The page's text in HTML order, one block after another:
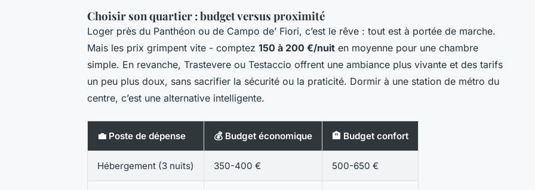
Choisir son quartier : budget versus proximité
Loger près du Panthéon ou de Campo de’ Fiori, c’est le rêve : tout est à portée de marche.
Mais les prix grimpent vite - comptez 150 à 200 €/nuit en moyenne pour une chambre
simple. En revanche, Trastevere ou Testaccio offrent une ambiance plus vivante et des tarifs
un peu plus doux, sans sacrifier la sécurité ou la praticité. Dormir à une station de métro du
centre, c’est une alternative intelligente.
💼 Poste de dépense 💰 Budget économique 🏨 Budget confort
Hébergement (3 nuits) 350-400 € 500-650 €